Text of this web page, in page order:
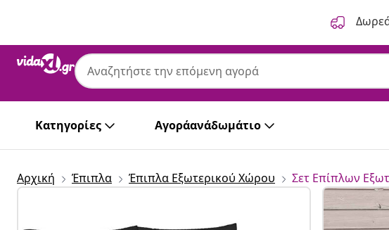
Κατηγορίες Αγοράανάδωμάτιο
Αρχική Έπιπλα Έπιπλα Εξωτερικού Χώρου Σετ Επίπλων